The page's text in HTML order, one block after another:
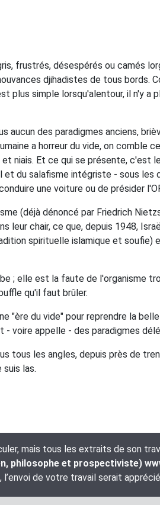
frustrés, désespérés ou camés
djihadistes de tous bords.
plus simple lorsqu'alentour, il n'y a
des paradigmes anciens,
a horreur du vide, on comble
niais. Et ce qui se présente, c'est
du salafisme intégriste - sous
une voiture ou de présider
(déjà dénoncé par Friedrich
leur chair, ce que, depuis 1948,
spirituelle islamique et soufie)
; elle est la faute de l'organisme
qu'il faut brûler.
du vide" pour reprendre la
voire appelle - des paradigmes
tous les angles, depuis près de
las.
mais tous les extraits de son
philosophe et prospectiviste)
l’envoi de votre travail serait